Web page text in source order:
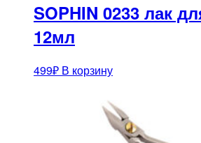
SOPHIN 0233 лак
12мл
499₽ В корзину